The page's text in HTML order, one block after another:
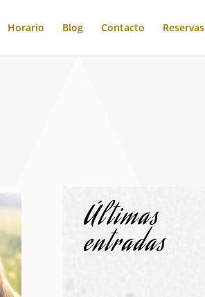
Horario Blog Contacto Reservas
Últimas
entradas